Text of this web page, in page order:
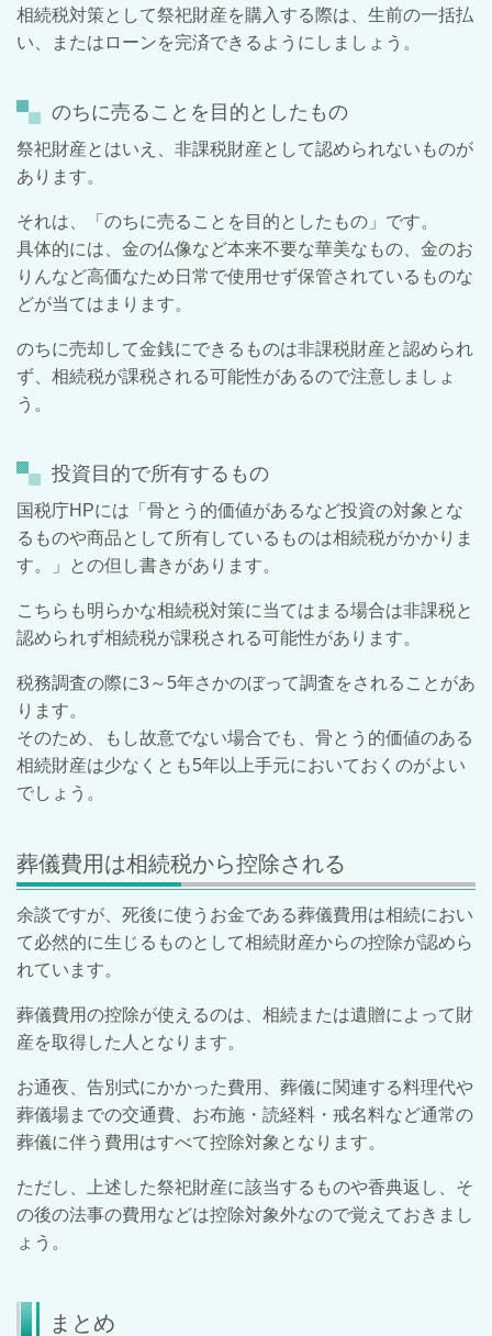
相続税対策として祭祀財産を購入する際は、生前の一括払
い、またはローンを完済できるようにしましょう。
のちに売ることを目的としたもの
祭祀財産とはいえ、非課税財産として認められないものが
あります。
それは、「のちに売ることを目的としたもの」です。
具体的には、金の仏像など本来不要な華美なもの、金のお
りんなど高価なため日常で使用せず保管されているものな
どが当てはまります。
のちに売却して金銭にできるものは非課税財産と認められ
ず、相続税が課税される可能性があるので注意しましょ
う。
投資目的で所有するもの
国税庁HPには「骨とう的価値があるなど投資の対象とな
るものや商品として所有しているものは相続税がかかりま
す。」との但し書きがあります。
こちらも明らかな相続税対策に当てはまる場合は非課税と
認められず相続税が課税される可能性があります。
税務調査の際に3～5年さかのぼって調査をされることがあ
ります。
そのため、もし故意でない場合でも、骨とう的価値のある
相続財産は少なくとも5年以上手元においておくのがよい
でしょう。
葬儀費用は相続税から控除される
余談ですが、死後に使うお金である葬儀費用は相続におい
て必然的に生じるものとして相続財産からの控除が認めら
れています。
葬儀費用の控除が使えるのは、相続または遺贈によって財
産を取得した人となります。
お通夜、告別式にかかった費用、葬儀に関連する料理代や
葬儀場までの交通費、お布施・読経料・戒名料など通常の
葬儀に伴う費用はすべて控除対象となります。
ただし、上述した祭祀財産に該当するものや香典返し、そ
の後の法事の費用などは控除対象外なので覚えておきまし
ょう。
まとめ